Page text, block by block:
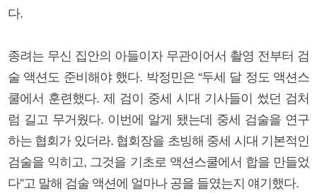
다.
종려는 무신 집안의 아들이자 무관이어서 촬영 전부터 검
술 액션도 준비해야 했다. 박정민은 “두세 달 정도 액션스
쿨에서 훈련했다. 제 검이 중세 시대 기사들이 썼던 검처
럼 길고 무거웠다. 이번에 알게 됐는데 중세 검술을 연구
하는 협회가 있더라. 협회장을 초빙해 중세 시대 기본적인
검술을 익히고, 그것을 기초로 액션스쿨에서 합을 만들었
다”고 말해 검술 액션에 얼마나 공을 들였는지 얘기했다.